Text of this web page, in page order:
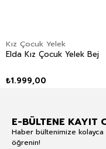
Kız Çocuk Yelek
Elda Kız Çocuk Yelek Bej
₺1.999,00
E-BÜLTENE KAYIT
Haber bültenimize
öğrenin!